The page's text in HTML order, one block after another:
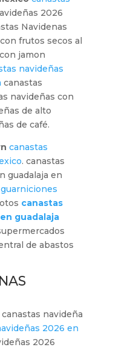
2026
Navidenas
frutos secos al
jamon
navideñas
canastas
navideñas con
de alto
de café.
canastas
. canastas
guadalaja en
canastas
guadalaja
de abastos
navideña
2026 en
2026